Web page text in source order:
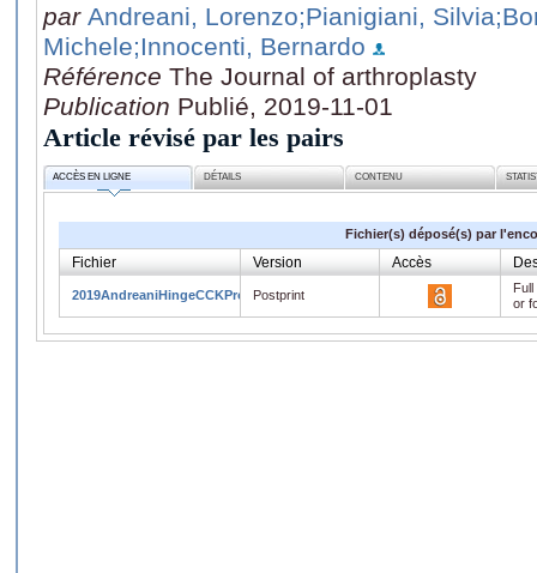
par Andreani, Lorenzo;Pianigiani, Silvia
Michele;Innocenti, Bernardo
Référence The Journal of arthroplasty
Publication Publié, 2019-11-01
Article révisé par les pairs
ACCÈS EN LIGNE DÉTAILS CONTENU
Fichier(s) déposé(s) par
Fichier Version Accès
2019AndreaniHingeCCKProof.pdf
Postprint
or